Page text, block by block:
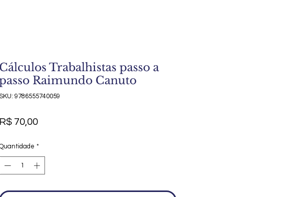
Cálculos Trabalhistas passo a
Raimundo Canuto
9786555740059
R$ 70,00Preço
*